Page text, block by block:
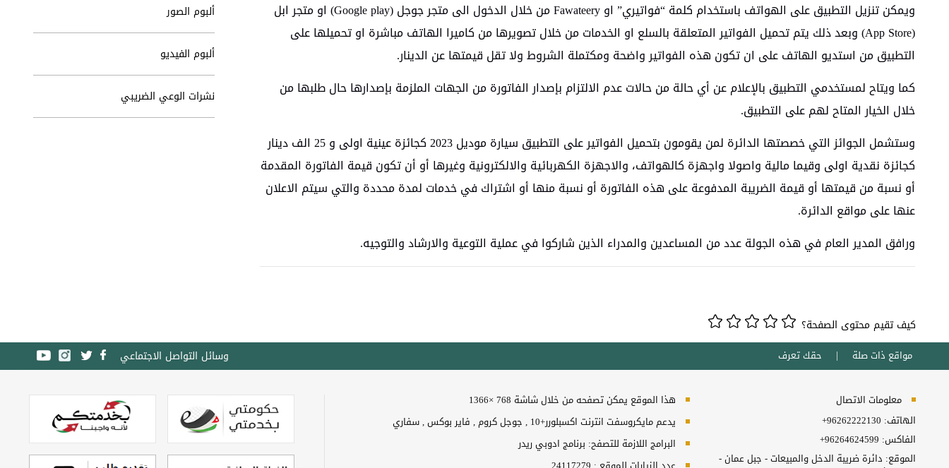
ويمكن تنزيل التطبيق على الهواتف باستخدام كلمة “فواتيري” او Fawateery من خلال الدخول الى متجر جوجل (Google play) او متجر ابل
(App Store) وبعد ذلك يتم تحميل الفواتير المتعلقة بالسلع او الخدمات من خلال تصويرها من كاميرا الهاتف مباشرة او تحميلها على
التطبيق من استديو الهاتف على ان تكون هذه الفواتير واضحة ومكتملة الشروط ولا تقل قيمتها عن الدينار.
كما ويتاح لمستخدمي التطبيق بالإعلام عن أي حالة من حالات عدم الالتزام بإصدار الفاتورة من الجهات الملزمة بإصدارها حال طلبها من
خلال الخيار المتاح لهم على التطبيق.
وستشمل الجوائز التي خصصتها الدائرة لمن يقومون بتحميل الفواتير على التطبيق سيارة موديل 2023 كجائزة عينية اولى و 25 الف دينار
كجائزة نقدية اولى وقيما مالية واصولا واجهزة كالهواتف، والاجهزة الكهربائية والالكترونية وغيرها أو أن تكون قيمة الفاتورة المقدمة
أو نسبة من قيمتها أو قيمة الضريبة المدفوعة على هذه الفاتورة أو نسبة منها أو اشتراك في خدمات لمدة محددة والتي سيتم الاعلان
عنها على مواقع الدائرة.
ورافق المدير العام في هذه الجولة عدد من المساعدين والمدراء الذين شاركوا في عملية التوعية والارشاد والتوجيه.
ألبوم الصور
ألبوم الفيديو
نشرات الوعي الضريبي
كيف تقيم محتوى الصفحة؟
مواقع ذات صلة حقك تعرف وسائل التواصل الاجتماعي
معلومات الاتصال
الهاتف: +96262222130
الفاكس: +96264624599
الموقع: دائرة ضريبة الدخل والمبيعات - جبل عمان -
هذا الموقع يمكن تصفحه من خلال شاشة 768 ×1366
يدعم مايكروسفت انترنت اكسبلورر+10 , جوجل كروم , فاير بوكس , سفاري
البرامج اللازمة للتصفح: برنامج ادوبي ريدر